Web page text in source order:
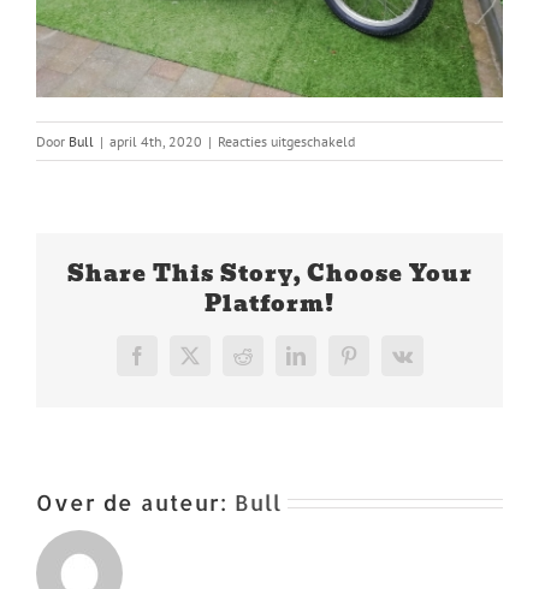
Door Bull | april 4th, 2020 | Reacties uitgeschakeldvoor
IMG-
Share This Story, Choose Your
Platform!
Facebook
X RedditLinkedInPinterest
Vk
Over de auteur: Bull